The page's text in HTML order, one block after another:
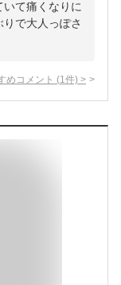
て痛くなりに
で大人っぽさ
めコメント (1 件) >